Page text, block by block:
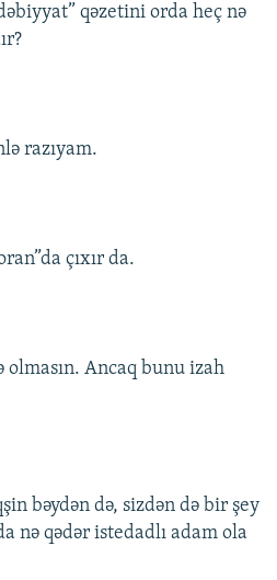
qəzetini orda heç nə
razıyam.
çıxır da.
olmasın. Ancaq bunu izah
bəydən də, sizdən də bir şey
nə qədər istedadlı adam ola